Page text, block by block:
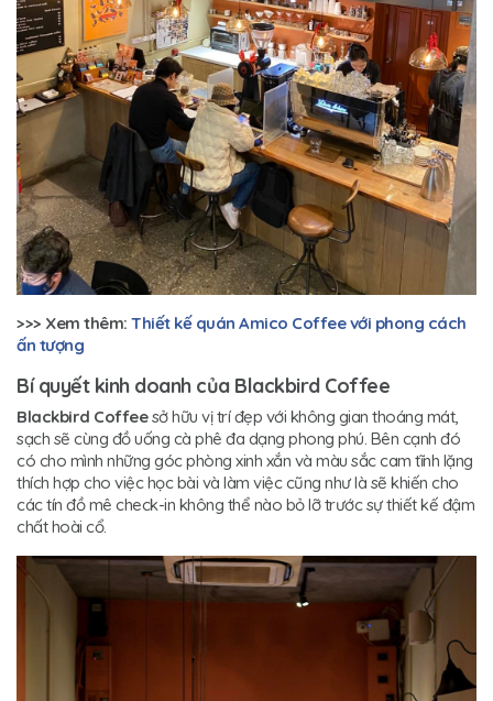
>>> Xem thêm: Thiết kế quán Amico Coffee với phong cách
ấn tượng
Bí quyết kinh doanh của Blackbird Coffee
Blackbird Coffeesở hữu vị trí đẹp với không gian thoáng mát,
sạch sẽ cùng đồ uống cà phê đa dạng phong phú. Bên cạnh đó
có cho mình những góc phòng xinh xắn và màu sắc cam tĩnh lặng
thích hợp cho việc học bài và làm việc cũng như là sẽ khiến cho
các tín đồ mê check-in không thể nào bỏ lỡ trước sự thiết kế đậm
chất hoài cổ.